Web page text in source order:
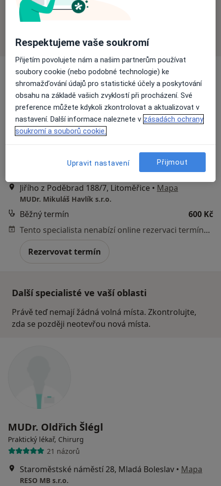
Tito specialisté se nacházejí mimo Mnichovo
vyhledávání.
Více
316 názorů
Jiřího z Poděbrad 188/7, Litoměřice • Mapa
MUDr. Mikuláš Havlík s.r.o.
Běžný termín
600 Kč
Tento specialista nenabízí online rezervaci termínu na této adrese.
Rezervovat termín
Další specialisté ve vaší oblasti
Právě teď nemají žádná volná místa. Zkontrolujte,
zda se později neotevřou nová místa.
MUDr. Oldřich Šlégl
Praktický lékař, Chirurg
21 názorů
Staroměstské náměstí 28, Mladá Boleslav • Mapa
RESO MB s.r.o.
Respektujeme vaše soukromí
Přijetím povolujete nám a našim partnerům používat
soubory cookie (nebo podobné technologie) ke
shromažďování údajů pro statistické účely a poskytování
obsahu na základě vašich zvyklostí při procházení. Své
preference můžete kdykoli zkontrolovat a aktualizovat v
nastavení. Další informace naleznete v zásadách ochrany
soukromí a souborů cookie.
Upravit nastavení Přijmout